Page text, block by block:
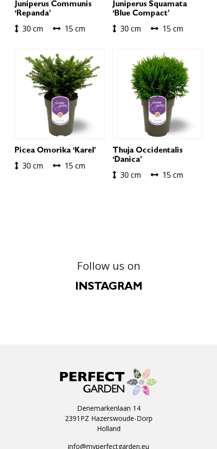
Juniperus Communis
‘Repanda’
30 cm 15 cm
Juniperus Squamata
‘Blue Compact’
30 cm 15 cm
Picea Omorika ‘Karel’
30 cm 15 cm
Thuja Occidentalis
‘Danica’
30 cm 15 cm
Follow us on
INSTAGRAM
Denemarkenlaan 14
2391PZ Hazerswoude-Dorp
Holland
info@myperfectgarden.eu